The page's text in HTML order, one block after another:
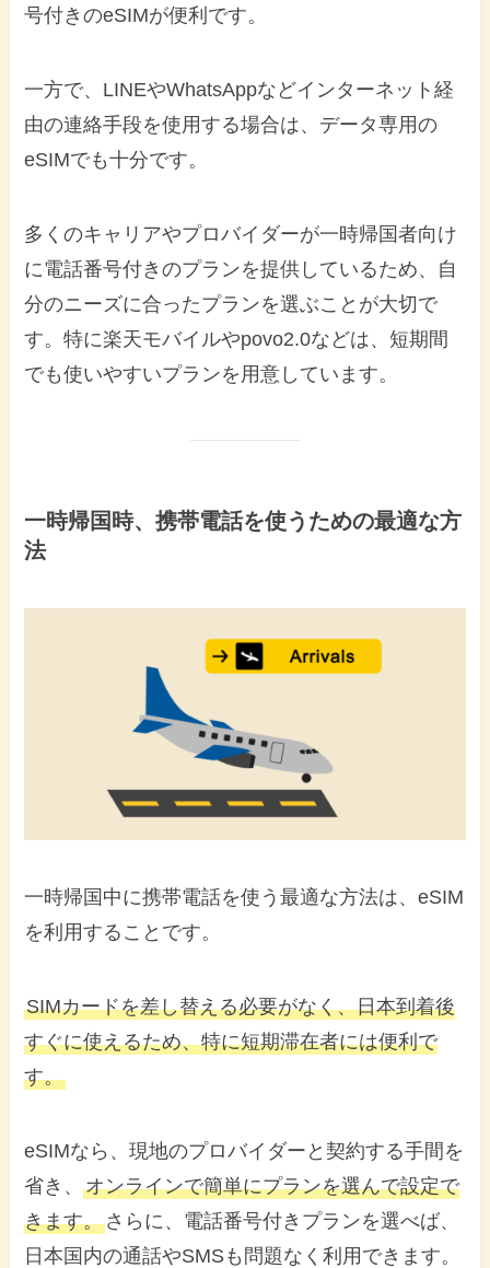
号付きのeSIMが便利です。
一方で、LINEやWhatsAppなどインターネット経
由の連絡手段を使用する場合は、データ専用の
eSIMでも十分です。
多くのキャリアやプロバイダーが一時帰国者向け
に電話番号付きのプランを提供しているため、自
分のニーズに合ったプランを選ぶことが大切で
す。特に楽天モバイルやpovo2.0などは、短期間
でも使いやすいプランを用意しています。
一時帰国時、携帯電話を使うための最適な方
法
一時帰国中に携帯電話を使う最適な方法は、eSIM
を利用することです。
SIMカードを差し替える必要がなく、日本到着後
すぐに使えるため、特に短期滞在者には便利で
す。
eSIMなら、現地のプロバイダーと契約する手間を
省き、オンラインで簡単にプランを選んで設定で
きます。さらに、電話番号付きプランを選べば、
日本国内の通話やSMSも問題なく利用できます。